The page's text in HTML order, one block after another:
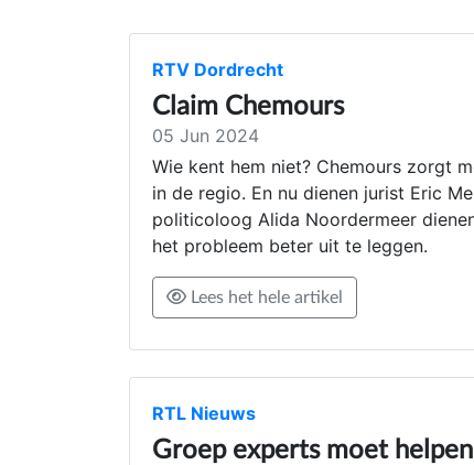
RTV Dordrecht
Claim Chemours
05 Jun 2024
Wie kent hem niet? Chemours zorgt
in de regio. En nu dienen jurist Eric
politicoloog Alida Noordermeer
het probleem beter uit te leggen.
Lees het hele artikel
RTL Nieuws
Groep experts moet